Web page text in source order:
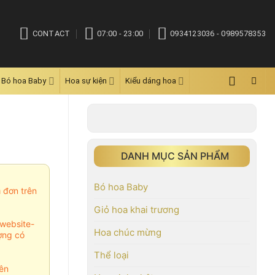
CONTACT 07:00 - 23:00 0934123036 - 0989578353
Bó hoa Baby Hoa sự kiện Kiểu dáng hoa
DANH MỤC SẢN PHẨM
Bó hoa Baby
Giỏ hoa khai trương
Hoa chúc mừng
Thể loại
đơn trên
có